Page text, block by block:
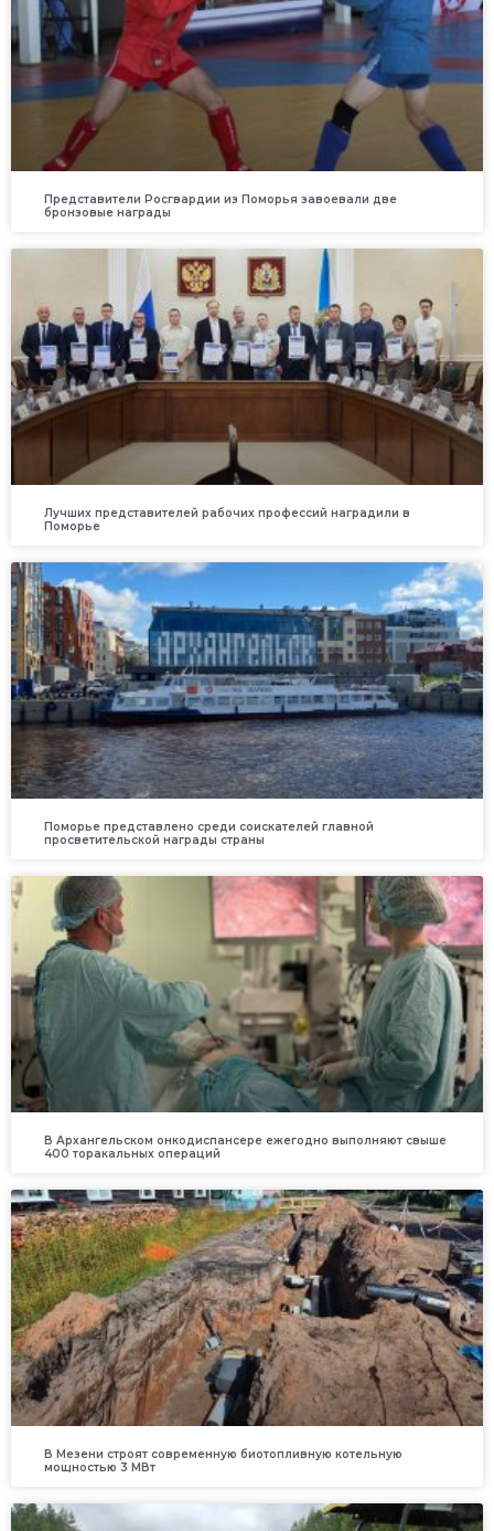
Представители Росгвардии из Поморья завоевали две
бронзовые награды
Лучших представителей рабочих профессий наградили в
Поморье
Поморье представлено среди соискателей главной
просветительской награды страны
В Архангельском онкодиспансере ежегодно выполняют свыше
400 торакальных операций
В Мезени строят современную биотопливную котельную
мощностью 3 МВт